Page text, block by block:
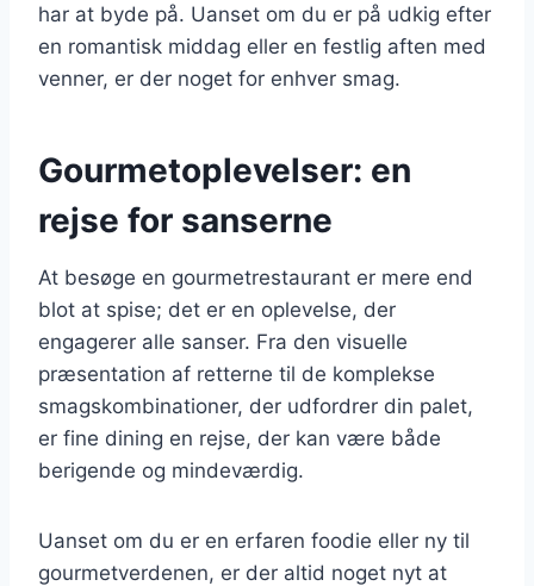
har at byde på. Uanset om du er på udkig efter
en romantisk middag eller en festlig aften med
venner, er der noget for enhver smag.
Gourmetoplevelser: en
rejse for sanserne
At besøge en gourmetrestaurant er mere end
blot at spise; det er en oplevelse, der
engagerer alle sanser. Fra den visuelle
præsentation af retterne til de komplekse
smagskombinationer, der udfordrer din palet,
er fine dining en rejse, der kan være både
berigende og mindeværdig.
Uanset om du er en erfaren foodie eller ny til
gourmetverdenen, er der altid noget nyt at